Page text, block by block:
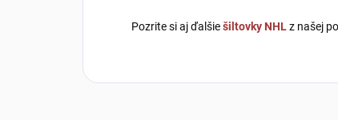
Pozrite si aj ďalšiešiltovky NHLz našej